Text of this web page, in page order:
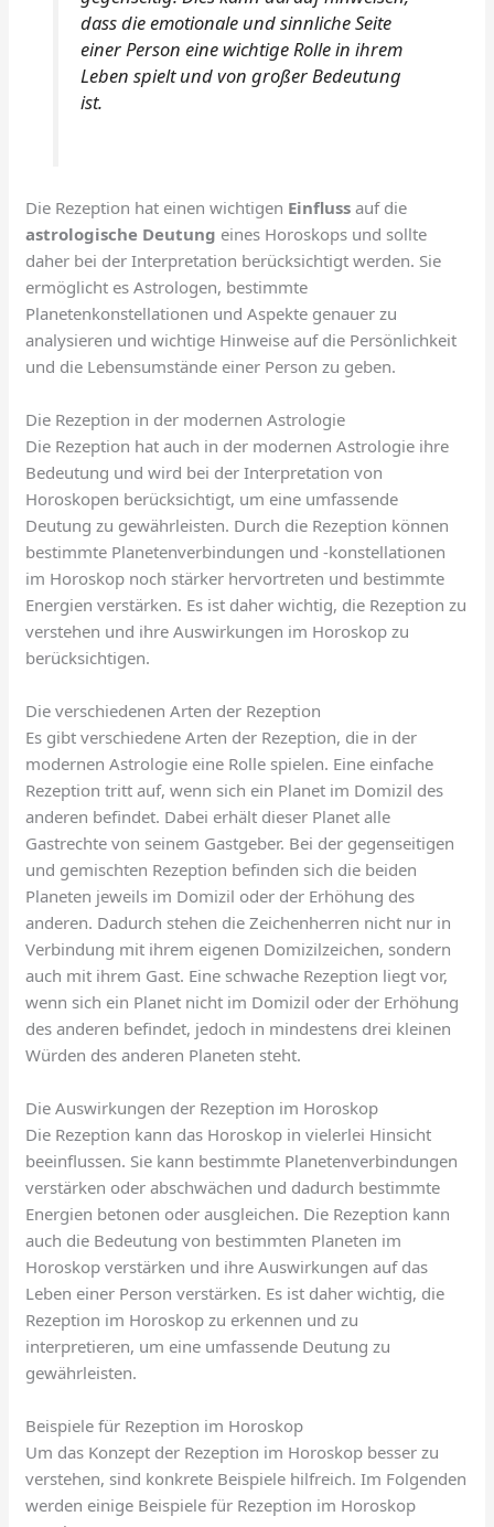
dass die emotionale und sinnliche Seite
einer Person eine wichtige Rolle in ihrem
Leben spielt und von großer Bedeutung
ist.
Die Rezeption hat einen wichtigen Einfluss auf die
astrologische Deutung eines Horoskops und sollte
daher bei der Interpretation berücksichtigt werden. Sie
ermöglicht es Astrologen, bestimmte
Planetenkonstellationen und Aspekte genauer zu
analysieren und wichtige Hinweise auf die Persönlichkeit
und die Lebensumstände einer Person zu geben.
Die Rezeption in der modernen Astrologie
Die Rezeption hat auch in der modernen Astrologie ihre
Bedeutung und wird bei der Interpretation von
Horoskopen berücksichtigt, um eine umfassende
Deutung zu gewährleisten. Durch die Rezeption können
bestimmte Planetenverbindungen und -konstellationen
im Horoskop noch stärker hervortreten und bestimmte
Energien verstärken. Es ist daher wichtig, die Rezeption zu
verstehen und ihre Auswirkungen im Horoskop zu
berücksichtigen.
Die verschiedenen Arten der Rezeption
Es gibt verschiedene Arten der Rezeption, die in der
modernen Astrologie eine Rolle spielen. Eine einfache
Rezeption tritt auf, wenn sich ein Planet im Domizil des
anderen befindet. Dabei erhält dieser Planet alle
Gastrechte von seinem Gastgeber. Bei der gegenseitigen
und gemischten Rezeption befinden sich die beiden
Planeten jeweils im Domizil oder der Erhöhung des
anderen. Dadurch stehen die Zeichenherren nicht nur in
Verbindung mit ihrem eigenen Domizilzeichen, sondern
auch mit ihrem Gast. Eine schwache Rezeption liegt vor,
wenn sich ein Planet nicht im Domizil oder der Erhöhung
des anderen befindet, jedoch in mindestens drei kleinen
Würden des anderen Planeten steht.
Die Auswirkungen der Rezeption im Horoskop
Die Rezeption kann das Horoskop in vielerlei Hinsicht
beeinflussen. Sie kann bestimmte Planetenverbindungen
verstärken oder abschwächen und dadurch bestimmte
Energien betonen oder ausgleichen. Die Rezeption kann
auch die Bedeutung von bestimmten Planeten im
Horoskop verstärken und ihre Auswirkungen auf das
Leben einer Person verstärken. Es ist daher wichtig, die
Rezeption im Horoskop zu erkennen und zu
interpretieren, um eine umfassende Deutung zu
gewährleisten.
Beispiele für Rezeption im Horoskop
Um das Konzept der Rezeption im Horoskop besser zu
verstehen, sind konkrete Beispiele hilfreich. Im Folgenden
werden einige Beispiele für Rezeption im Horoskop